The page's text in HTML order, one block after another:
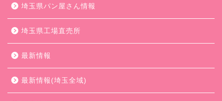
埼玉県パン屋さん情報
埼玉県工場直売所
最新情報
最新情報(埼玉全域)